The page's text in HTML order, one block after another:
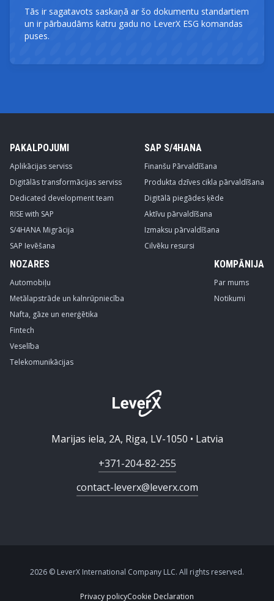
Tās ir sagatavots saskaņā ar šo dokumentu standartiem
un ir pārbaudāms katru gadu no LeverX ESG komandas
puses.
PAKALPOJUMI
Aplikācijas serviss
Digitālās transformācijas serviss
Dedicated development team
RISE with SAP
S/4HANA Migrācija
SAP Ievēšana
SAP S/4HANA
Finanšu Pārvaldīšana
Produkta dzīves cikla pārvaldīšana
Digitālā piegādes ķēde
Aktīvu pārvaldīšana
Izmaksu pārvaldīšana
Cilvēku resursi
NOZARES
Automobiļu
Metālapstrāde un kalnrūpniecība
Nafta, gāze un enerģētika
Fintech
Veselība
Telekomunikācijas
KOMPĀNIJA
Par mums
Notikumi
Marijas iela, 2A, Riga, LV-1050 • Latvia
+371-204-82-255
contact-leverx@leverx.com
2026 © LeverX International Company LLC. All rights reserved.
Privacy policyCookie Declaration